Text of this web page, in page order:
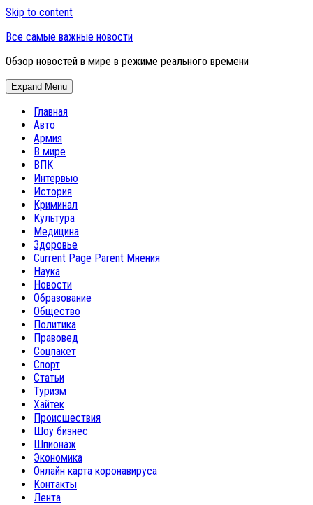
Skip to content
Все самые важные новости
Обзор новостей в мире в режиме реального времени
Expand Menu
Главная
Авто
Армия
В мире
ВПК
Интервью
История
Криминал
Культура
Медицина
Здоровье
Current Page Parent Мнения
Наука
Новости
Образование
Общество
Политика
Правовед
Соцпакет
Спорт
Статьи
Туризм
Хайтек
Происшествия
Шоу бизнес
Шпионаж
Экономика
Онлайн карта коронавируса
Контакты
Лента